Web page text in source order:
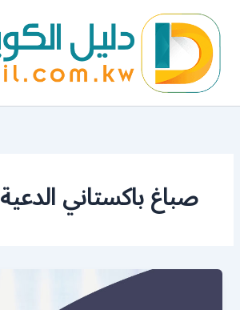
المحتوى
صباغ باكستاني الدعية